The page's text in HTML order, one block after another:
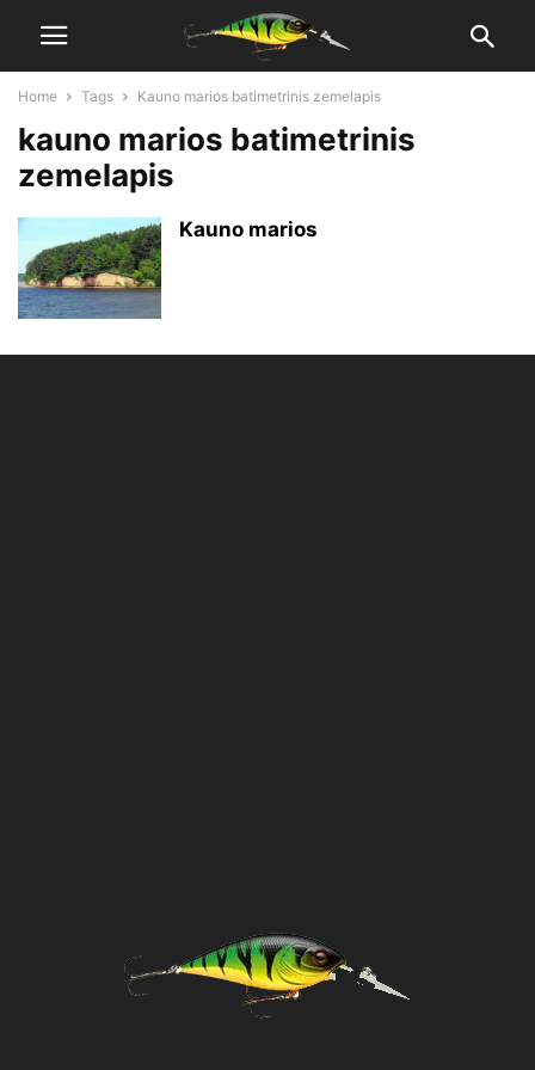
Home Tags Kauno marios batimetrinis zemelapis
kauno marios batimetrinis
zemelapis
Kauno marios